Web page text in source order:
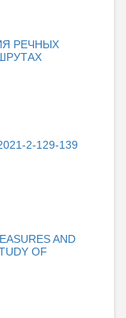
РЕЧНЫХ
2-129-139
AND
OF